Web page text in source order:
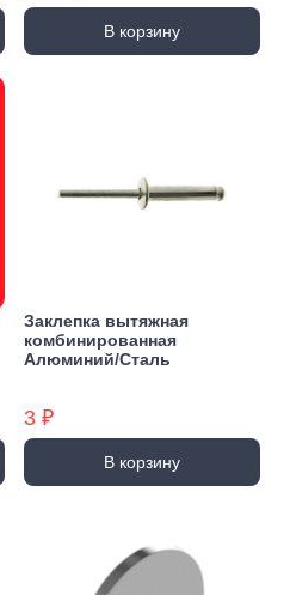
В корзину
Заклепка вытяжная
комбинированная
Алюминий/Сталь
3 ₽
В корзину